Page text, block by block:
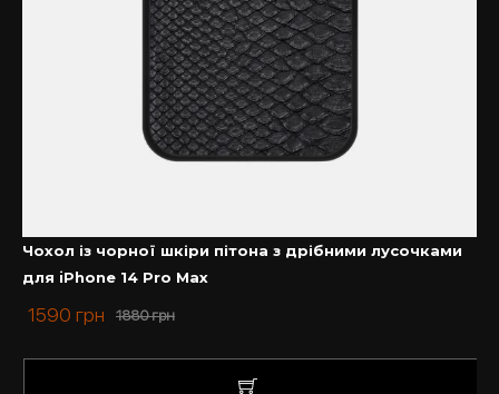
Чохол із чорної шкіри пітона з дрібними лусочками
для iPhone 14 Pro Max
1880грн
1590 грн